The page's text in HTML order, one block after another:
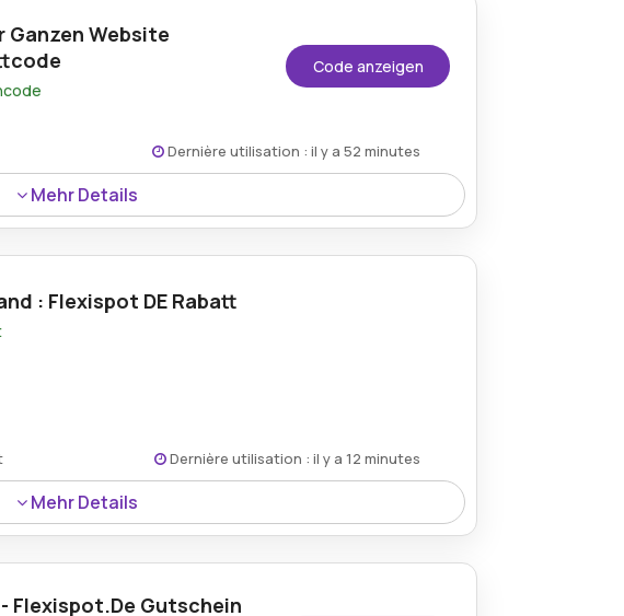
Ganzen Website
Code anzeigen
Dernière utilisation : il y a 52 minutes
Mehr Details
auf das gesamte Sortiment durch einen gültigen
zu reduzierten Preisen erhalten können.
: Flexispot DE Rabatt
Dernière utilisation : il y a 12 minutes
Mehr Details
bei qualifizierten Bestellungen an, was zusätzlichen
bedeutet.
Flexispot.De Gutschein